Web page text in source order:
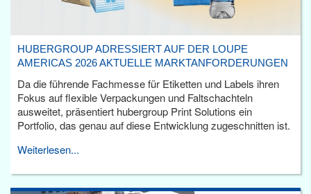
HUBERGROUP ADRESSIERT AUF DER LOUPE
AMERICAS 2026 AKTUELLE MARKTANFORDERUNGEN
Da die führende Fachmesse für Etiketten und Labels ihren
Fokus auf flexible Verpackungen und Faltschachteln
ausweitet, präsentiert hubergroup Print Solutions ein
Portfolio, das genau auf diese Entwicklung zugeschnitten ist.
Weiterlesen...